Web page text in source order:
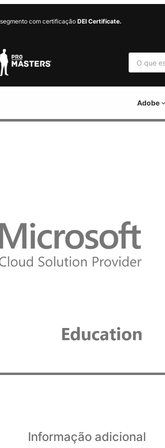
com certificação DEI Certificate.
P
s
u
r
Adobe
Informação adicional